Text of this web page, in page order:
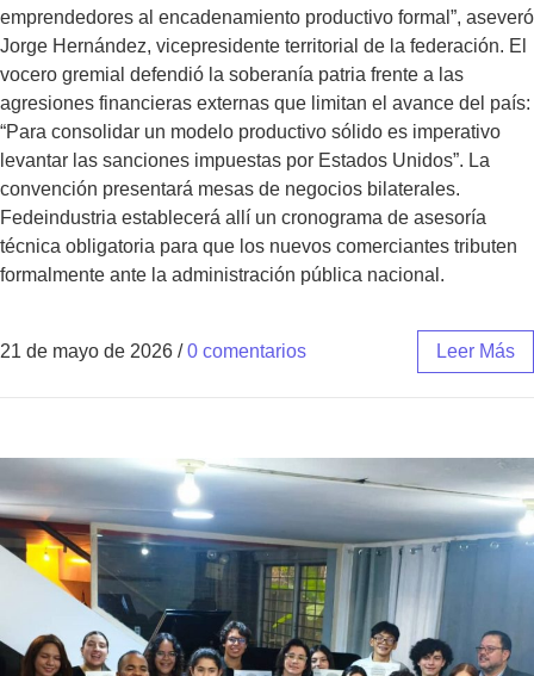
emprendedores al encadenamiento productivo formal”, aseveró
Jorge Hernández, vicepresidente territorial de la federación. El
vocero gremial defendió la soberanía patria frente a las
agresiones financieras externas que limitan el avance del país:
“Para consolidar un modelo productivo sólido es imperativo
levantar las sanciones impuestas por Estados Unidos”. La
convención presentará mesas de negocios bilaterales.
Fedeindustria establecerá allí un cronograma de asesoría
técnica obligatoria para que los nuevos comerciantes tributen
formalmente ante la administración pública nacional.
21 de mayo de 2026 / 0 comentarios Leer Más